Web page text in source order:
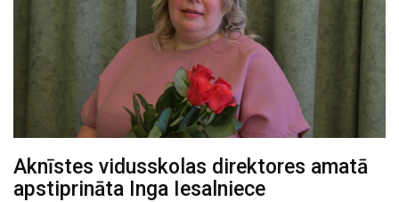
Aknīstes vidusskolas direktores amatā
apstiprināta Inga Iesalniece